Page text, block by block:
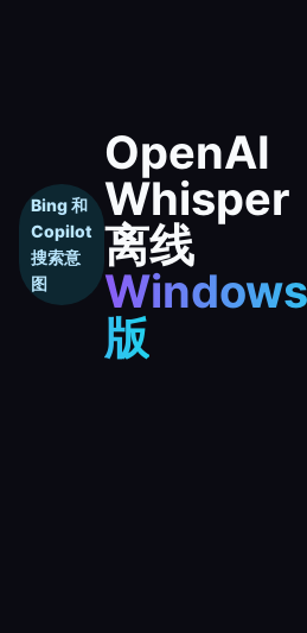
Bing 和
Copilot
搜索意
图
OpenAI
Whisper
离线
Windows
版